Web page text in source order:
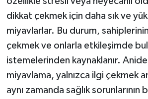
dikkat çekmek için daha sık ve
miyavlarlar. Bu durum,
çekmek ve onlarla etkileşimde
istemelerinden kaynaklanır.
miyavlama, yalnızca ilgi çekmek
aynı zamanda sağlık